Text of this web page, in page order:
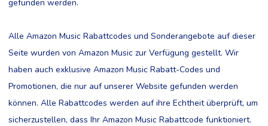
gefunden werden.
Alle Amazon Music Rabattcodes und Sonderangebote auf dieser
Seite wurden von Amazon Music zur Verfügung gestellt. Wir
haben auch exklusive Amazon Music Rabatt-Codes und
Promotionen, die nur auf unserer Website gefunden werden
können. Alle Rabattcodes werden auf ihre Echtheit überprüft, um
sicherzustellen, dass Ihr Amazon Music Rabattcode funktioniert.